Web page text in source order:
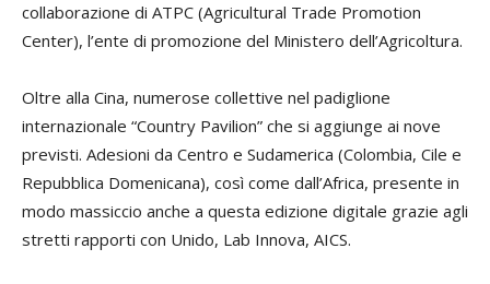
collaborazione di ATPC (Agricultural Trade Promotion
Center), l’ente di promozione del Ministero dell’Agricoltura.
Oltre alla Cina, numerose collettive nel padiglione
internazionale “Country Pavilion” che si aggiunge ai nove
previsti. Adesioni da Centro e Sudamerica (Colombia, Cile e
Repubblica Domenicana), così come dall’Africa, presente in
modo massiccio anche a questa edizione digitale grazie agli
stretti rapporti con Unido, Lab Innova, AICS.